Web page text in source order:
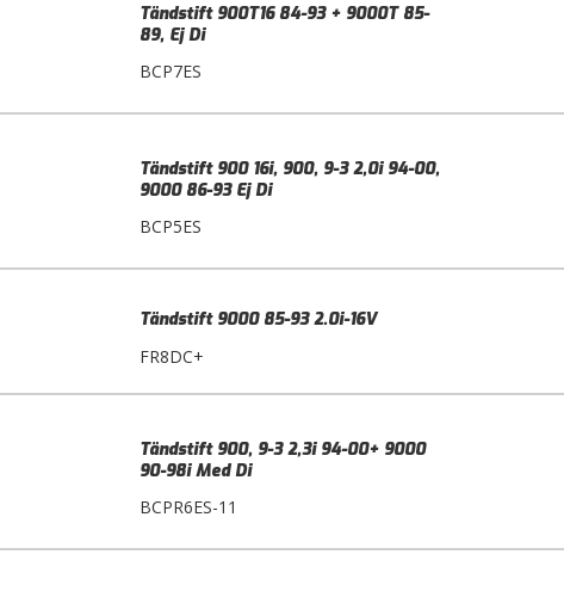
Tändstift 900T16 84-93 + 9000T 85-
89, Ej Di
BCP7ES
Tändstift 900 16i, 900, 9-3 2,0i 94-00,
9000 86-93 Ej Di
BCP5ES
Tändstift 9000 85-93 2.0i-16V
FR8DC+
Tändstift 900, 9-3 2,3i 94-00+ 9000
90-98i Med Di
BCPR6ES-11